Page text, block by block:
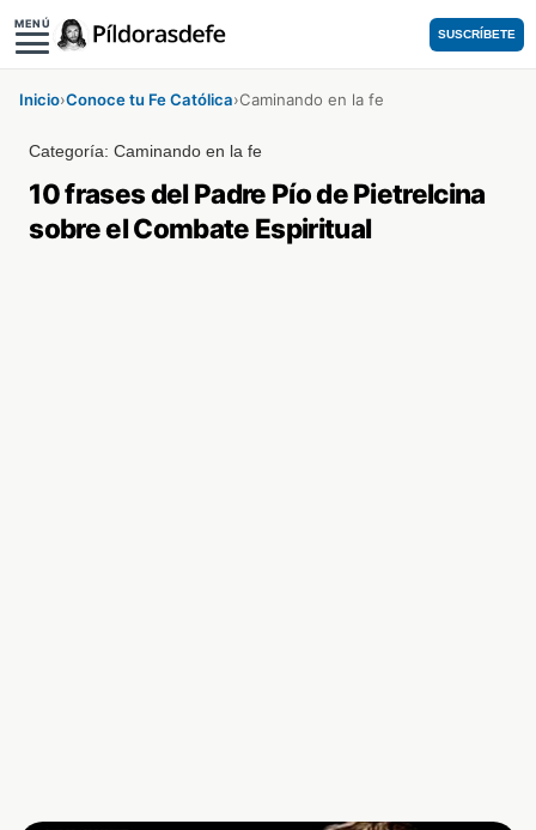
MENÚ
SUSCRÍBETE
Inicio›Conoce tu Fe Católica›Caminando en la fe
Categoría:Caminando en la fe
10 frases del Padre Pío de Pietrelcina
sobre el Combate Espiritual